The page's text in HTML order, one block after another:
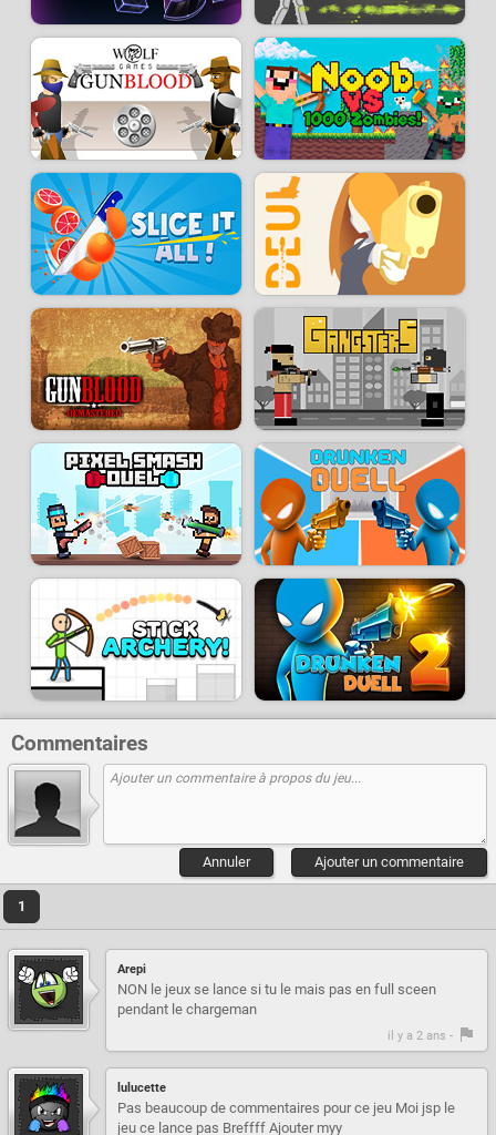
Commentaires
Ajouter un commentaire
Annuler
1
Arepi
NON le jeux se lance si tu le mais pas en full sceen
pendant le chargeman
il y a 2 ans -
lulucette
Pas beaucoup de commentaires pour ce jeu Moi jsp le
jeu ce lance pas Breffff Ajouter myy